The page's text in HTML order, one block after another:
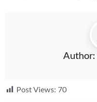
Author:
Post Views: 70